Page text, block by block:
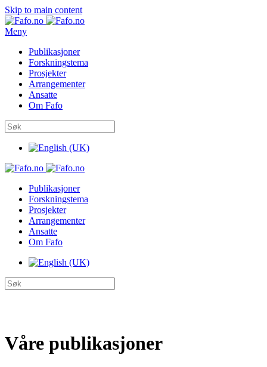
Skip to main content
Meny
Publikasjoner
Forskningstema
Prosjekter
Arrangementer
Ansatte
Om Fafo
Publikasjoner
Forskningstema
Prosjekter
Arrangementer
Ansatte
Om Fafo
Våre publikasjoner